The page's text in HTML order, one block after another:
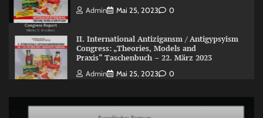
Admin Mai 25, 2023 0
II. International Antizigansm / Antigypsyism
Congress: „Theories, Models and
Praxis“ Taschenbuch – 22. März 2023
Admin Mai 25, 2023 0